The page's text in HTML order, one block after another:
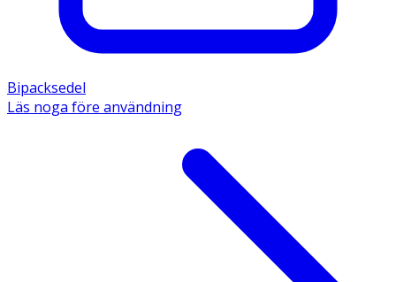
Bipacksedel
Läs noga före användning